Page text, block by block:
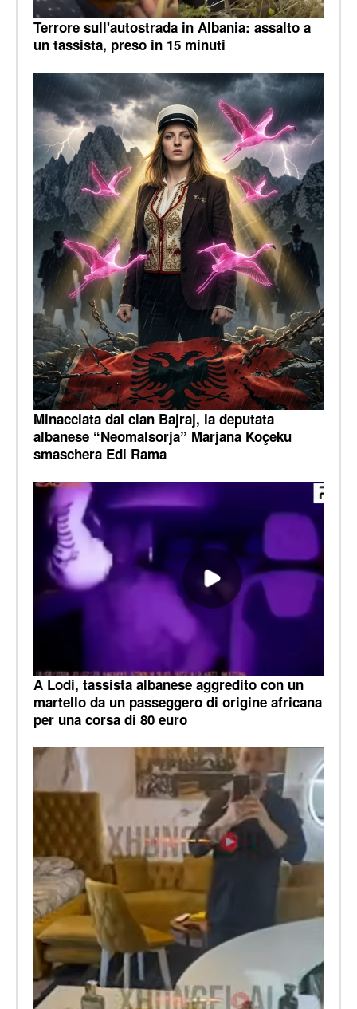
Terrore sull'autostrada in Albania: assalto a
un tassista, preso in 15 minuti
Minacciata dal clan Bajraj, la deputata
albanese “Neomalsorja” Marjana Koçeku
smaschera Edi Rama
A Lodi, tassista albanese aggredito con un
martello da un passeggero di origine africana
per una corsa di 80 euro